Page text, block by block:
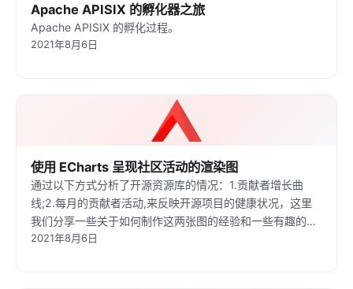
Apache APISIX 的孵化器之旅
Apache APISIX 的孵化过程。
2021年8月6日
使用 ECharts 呈现社区活动的渲染图
通过以下方式分析了开源资源库的情况：1.贡献者增长曲
线;2.每月的贡献者活动,来反映开源项目的健康状况，这里
我们分享一些关于如何制作这两张图的经验和一些有趣的事
情。
2021年8月6日